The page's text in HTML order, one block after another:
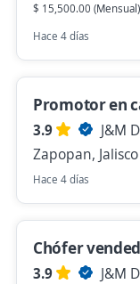
$ 15,500.00 (Mensual)
Hace 4 días
Promotor en
3.9
J&M
Zapopan, Jalisco
Hace 4 días
Chófer
3.9
J&M